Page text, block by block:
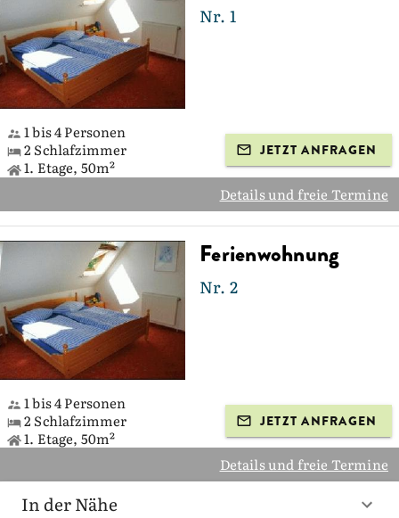
Nr. 1
1 bis 4 Personen
2 Schlafzimmer
1. Etage, 50m²
JETZT ANFRAGEN
Details und freie Termine
Ferienwohnung
Nr. 2
1 bis 4 Personen
2 Schlafzimmer
1. Etage, 50m²
JETZT ANFRAGEN
Details und freie Termine
In der Nähe